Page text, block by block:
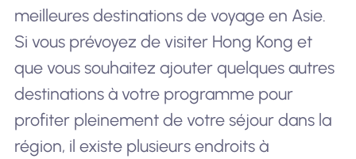
meilleures destinations de voyage en Asie.
Si vous prévoyez de visiter Hong Kong et
que vous souhaitez ajouter quelques autres
destinations à votre programme pour
profiter pleinement de votre séjour dans la
région, il existe plusieurs endroits à